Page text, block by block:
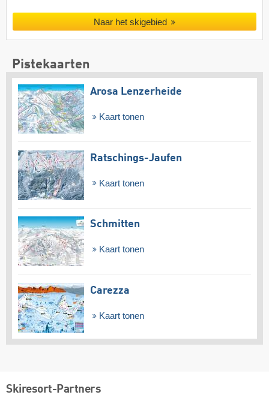
Naar het skigebied
Pistekaarten
Arosa Lenzerheide
Kaart tonen
Ratschings-Jaufen
Kaart tonen
Schmitten
Kaart tonen
Carezza
Kaart tonen
Skiresort-Partners